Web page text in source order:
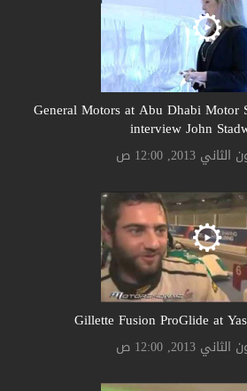
General Motors at Abu Dhabi Motor
interview John
Gillette Fusion ProGlide at